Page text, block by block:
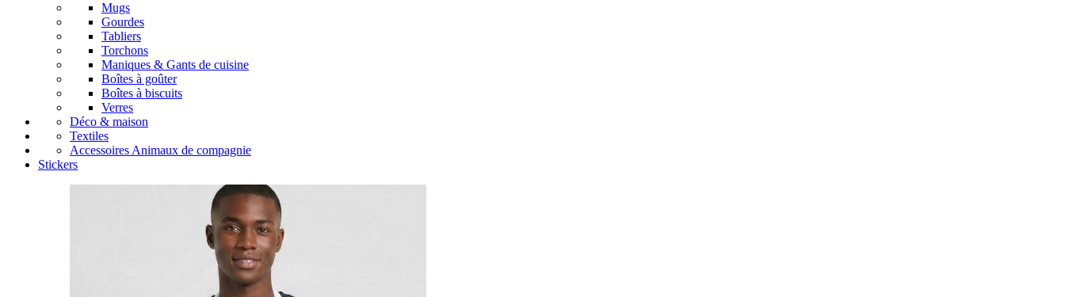
Mugs
Gourdes
Tabliers
Torchons
Maniques & Gants de cuisine
Boîtes à goûter
Boîtes à biscuits
Verres
Déco & maison
Textiles
Accessoires Animaux de compagnie
Stickers